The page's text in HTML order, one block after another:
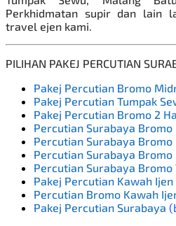
Perkhidmatan supir dan lain
travel ejen kami.
PILIHAN PAKEJ PERCUTIAN
Pakej Percutian Bromo
Pakej Percutian Tumpak
Pakej Percutian Bromo 2
Percutian Surabaya Bromo
Percutian Surabaya Bromo
Percutian Surabaya Bromo
Percutian Surabaya Bromo
Pakej Percutian Kawah Ijen
Percutian Bromo Kawah
Pakej Percutian Surabaya